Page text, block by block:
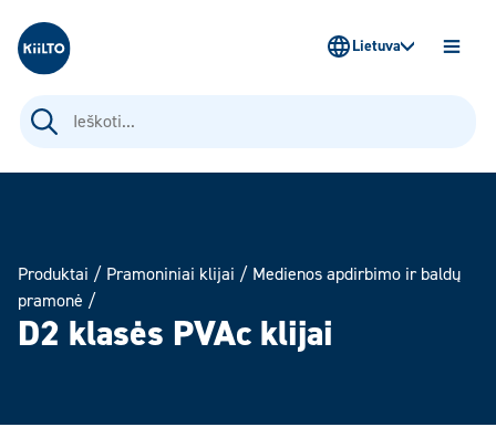
Kiilto Lietuva
Ieškoti:
Lietuva
Produktai / Pramoniniai klijai / Medienos apdirbimo ir baldų
pramonė /
D2 klasės PVAc klijai